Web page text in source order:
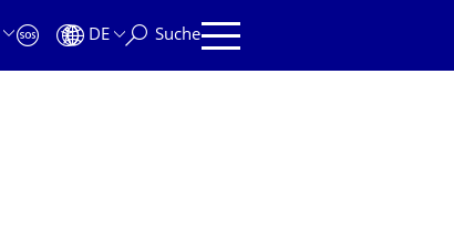
DE Suche